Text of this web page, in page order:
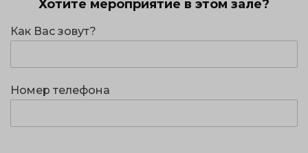
Хотите мероприятие в этом зале?
Как Вас зовут?
Номер телефона